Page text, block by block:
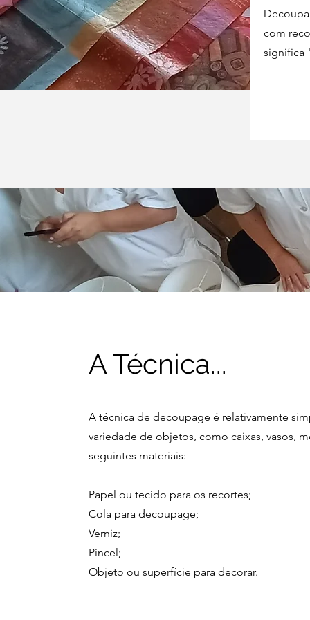
com
significa
A Técnica...
A técnica de decoupage é relativamente
variedade de objetos, como caixas, vasos,
seguintes materiais:
Papel ou tecido para os recortes;
Cola para decoupage;
Verniz;
Pincel;
Objeto ou superfície para decorar.